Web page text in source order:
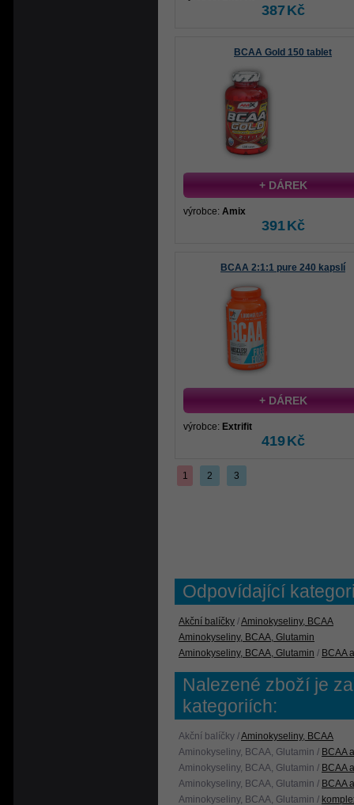
387 Kč
BCAA Gold 150 tablet
+ DÁREK
výrobce: Amix
391Kč
BCAA 2:1:1 pure 240 kapslí
+ DÁREK
výrobce: Extrifit
419Kč
1 2 3
Odpovídající
Akční balíčky /Aminokyseliny, BCAA
Aminokyseliny, BCAA, Glutamin
Aminokyseliny, BCAA, Glutamin / BCAA
Nalezené zboží je
kategoriích:
Akční balíčky /Aminokyseliny, BCAA
Aminokyseliny, BCAA, Glutamin / BCAA
Aminokyseliny, BCAA, Glutamin / BCAA
Aminokyseliny, BCAA, Glutamin / BCAA
Aminokyseliny, BCAA, Glutamin /